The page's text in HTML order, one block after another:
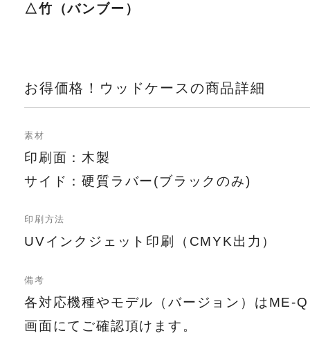
△竹（バンブー）
お得価格！ウッドケースの商品詳細
素材
印刷面：木製
サイド：硬質ラバー(ブラックのみ)
印刷方法
UVインクジェット印刷（CMYK出力）
備考
各対応機種やモデル（バージョン）はME-Q
画面にてご確認頂けます。